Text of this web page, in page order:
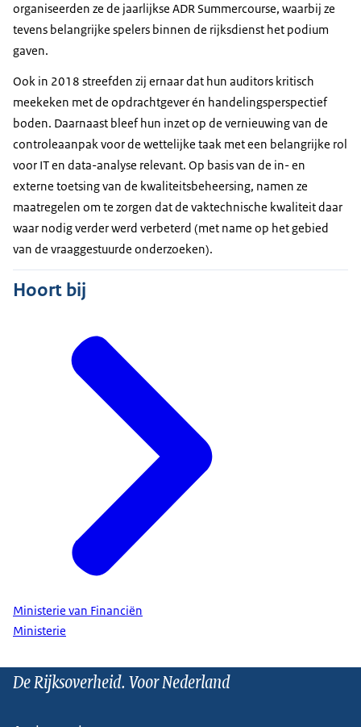
organiseerden ze de jaarlijkse ADR Summercourse, waarbij ze
tevens belangrijke spelers binnen de rijksdienst het podium
gaven.
Ook in 2018 streefden zij ernaar dat hun auditors kritisch
meekeken met de opdrachtgever én handelingsperspectief
boden. Daarnaast bleef hun inzet op de vernieuwing van de
controleaanpak voor de wettelijke taak met een belangrijke rol
voor IT en data-analyse relevant. Op basis van de in- en
externe toetsing van de kwaliteitsbeheersing, namen ze
maatregelen om te zorgen dat de vaktechnische kwaliteit daar
waar nodig verder werd verbeterd (met name op het gebied
van de vraaggestuurde onderzoeken).
Hoort bij
Ministerie van Financiën
Ministerie
De Rijksoverheid. Voor Nederland